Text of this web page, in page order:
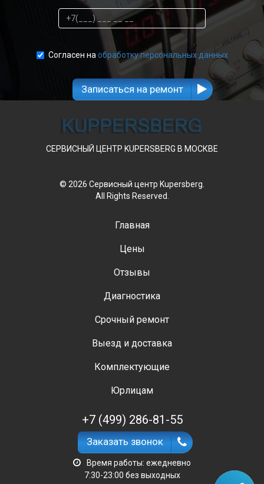
Согласен на обработку персональных данных
Записаться на ремонт
СЕРВИСНЫЙ ЦЕНТР KUPERSBERG В МОСКВЕ
© 2026 Сервисный центр Kupersberg.
All Rights Reserved.
Главная
Цены
Отзывы
Диагностика
Срочный ремонт
Выезд и доставка
Комплектующие
Юрлицам
+7 (499) 286-81-55
Заказать звонок
Время работы: ежедневно
7:30-23:00 без выходных